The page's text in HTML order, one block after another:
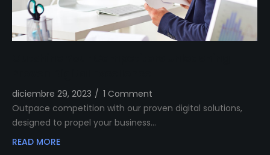
diciembre 29, 2023 / 1 Comment
Outpace competition with our proven digital solutions,
designed to propel your business…
READ MORE